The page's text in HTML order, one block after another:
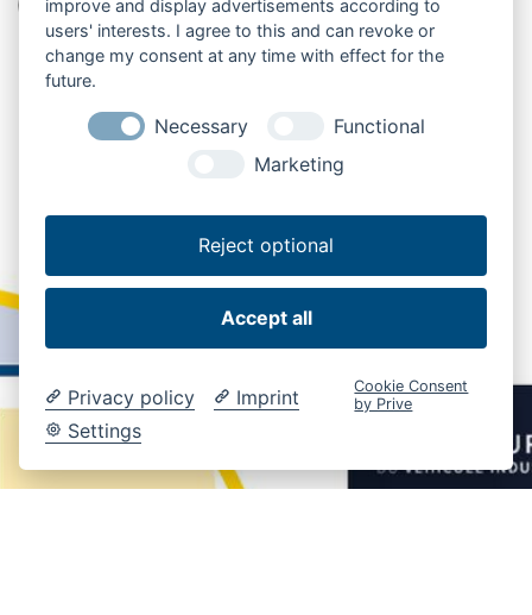
Beurs Laadklep Veiligheid Verkoop
improve and display advertisements according to
users' interests. I agree to this and can revoke or
change my consent at any time with effect for the
future.
Necessary
Functional
Marketing
Reject optional
Accept all
Privacy policy
Imprint
Settings
Cookie Consent
by Prive